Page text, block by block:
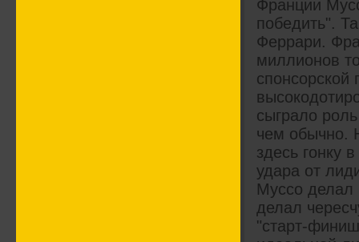
Франции
победить".
Феррари.
миллионов
сыграло
чем обычно.
здесь гонку
удара от
Муссо делал
делал
"старт-